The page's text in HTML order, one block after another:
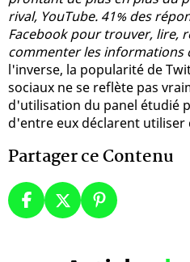
rival, YouTube. 41% des
Facebook pour trouver, lire,
commenter les informations
l'inverse, la popularité de
sociaux ne se reflète pas
d'utilisation du panel étudié
d'entre eux déclarent utiliser
Partager ce Contenu